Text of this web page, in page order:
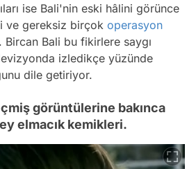
ise Bali'nin eski hâlini görünce
ve gereksiz birçok operasyon
Bali bu fikirlere saygı
izledikçe yüzünde
dile getiriyor.
görüntülerine bakınca
elmacık kemikleri.